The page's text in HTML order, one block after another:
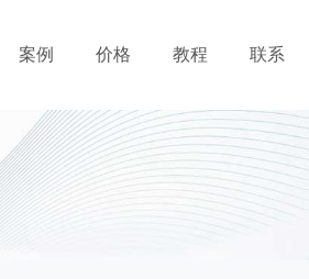
案例 价格 教程 联系